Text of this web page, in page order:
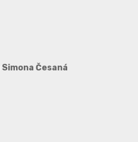
Simona Česaná